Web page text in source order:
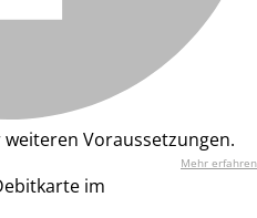
Voraussetzungen.
Mehr erfahren
im